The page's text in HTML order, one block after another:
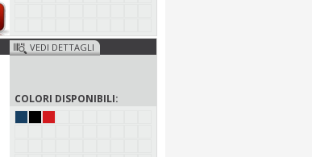
VEDI DETTAGLI
COLORI DISPONIBILI: